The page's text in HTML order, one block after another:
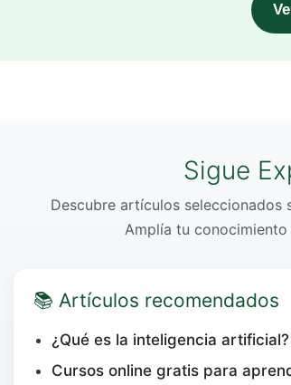
Sigue
Descubre artículos seleccionados
Amplía tu
📚 Artículos recomendados
¿Qué es la inteligencia
Cursos online gratis para